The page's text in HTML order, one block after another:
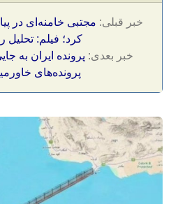
خبر قبلی: مجتبی خامنه‌ای در
کرد؛ فیلم: تحلیل
خبر بعدی: پرونده ایران به
پرونده‌های